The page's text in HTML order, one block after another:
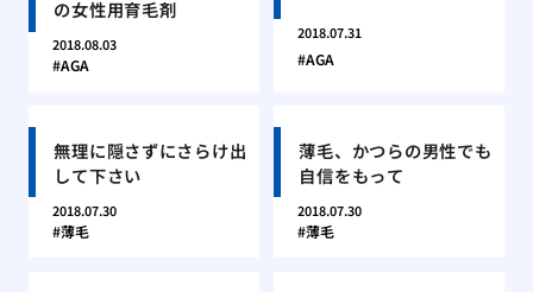
の女性用育毛剤
2018.08.03
AGA
2018.07.31
AGA
無理に隠さずにさらけ出
して下さい
2018.07.30
薄毛
薄毛、かつらの男性でも
自信をもって
2018.07.30
薄毛